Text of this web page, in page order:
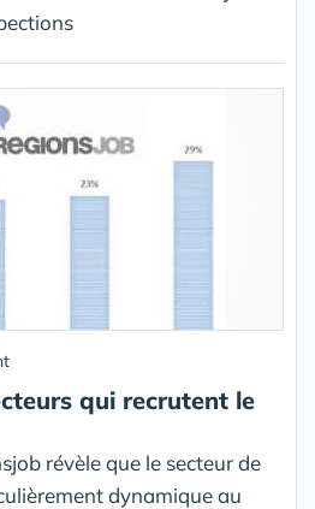
qui recrutent le
révèle que le secteur de
dynamique au